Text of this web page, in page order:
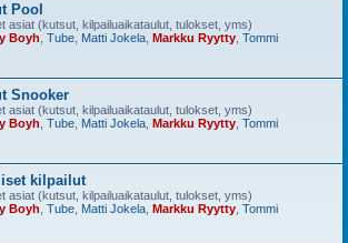
Pool
asiat (kutsut, kilpailuaikataulut, tulokset, yms)
Boyh Tube Matti Jokela Markku Ryytty Tommi
Snooker
asiat (kutsut, kilpailuaikataulut, tulokset, yms)
Boyh Tube Matti Jokela Markku Ryytty Tommi
kilpailut
asiat (kutsut, kilpailuaikataulut, tulokset, yms)
Boyh Tube Matti Jokela Markku Ryytty Tommi